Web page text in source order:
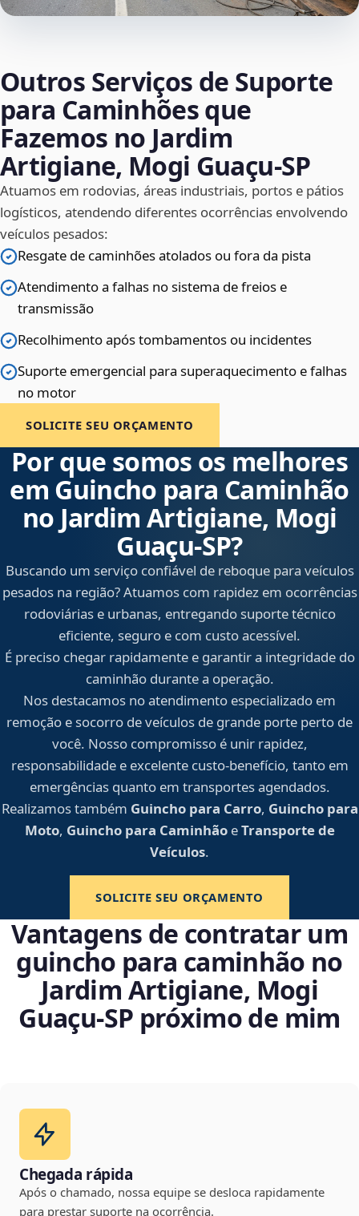
Outros Serviços de Suporte
para Caminhões que
Fazemos no Jardim
Artigiane, Mogi Guaçu‑SP
Atuamos em rodovias, áreas industriais, portos e pátios
logísticos, atendendo diferentes ocorrências envolvendo
veículos pesados:
Resgate de caminhões atolados ou fora da pista
Atendimento a falhas no sistema de freios e
transmissão
Recolhimento após tombamentos ou incidentes
Suporte emergencial para superaquecimento e falhas
no motor
SOLICITE SEU ORÇAMENTO
Por que somos os melhores
em Guincho para Caminhão
no Jardim Artigiane, Mogi
Guaçu‑SP?
Buscando um serviço confiável de reboque para veículos
pesados na região? Atuamos com rapidez em ocorrências
rodoviárias e urbanas, entregando suporte técnico
eficiente, seguro e com custo acessível.
É preciso chegar rapidamente e garantir a integridade do
caminhão durante a operação.
Nos destacamos no atendimento especializado em
remoção e socorro de veículos de grande porte perto de
você. Nosso compromisso é unir rapidez,
responsabilidade e excelente custo-benefício, tanto em
emergências quanto em transportes agendados.
Realizamos também Guincho para Carro, Guincho para
Moto, Guincho para CaminhãoeTransporte de
Veículos.
SOLICITE SEU ORÇAMENTO
Vantagens de contratar um
guincho para caminhão no
Jardim Artigiane, Mogi
Guaçu‑SP próximo de mim
Chegada rápida
Após o chamado, nossa equipe se desloca rapidamente
para prestar suporte na ocorrência.